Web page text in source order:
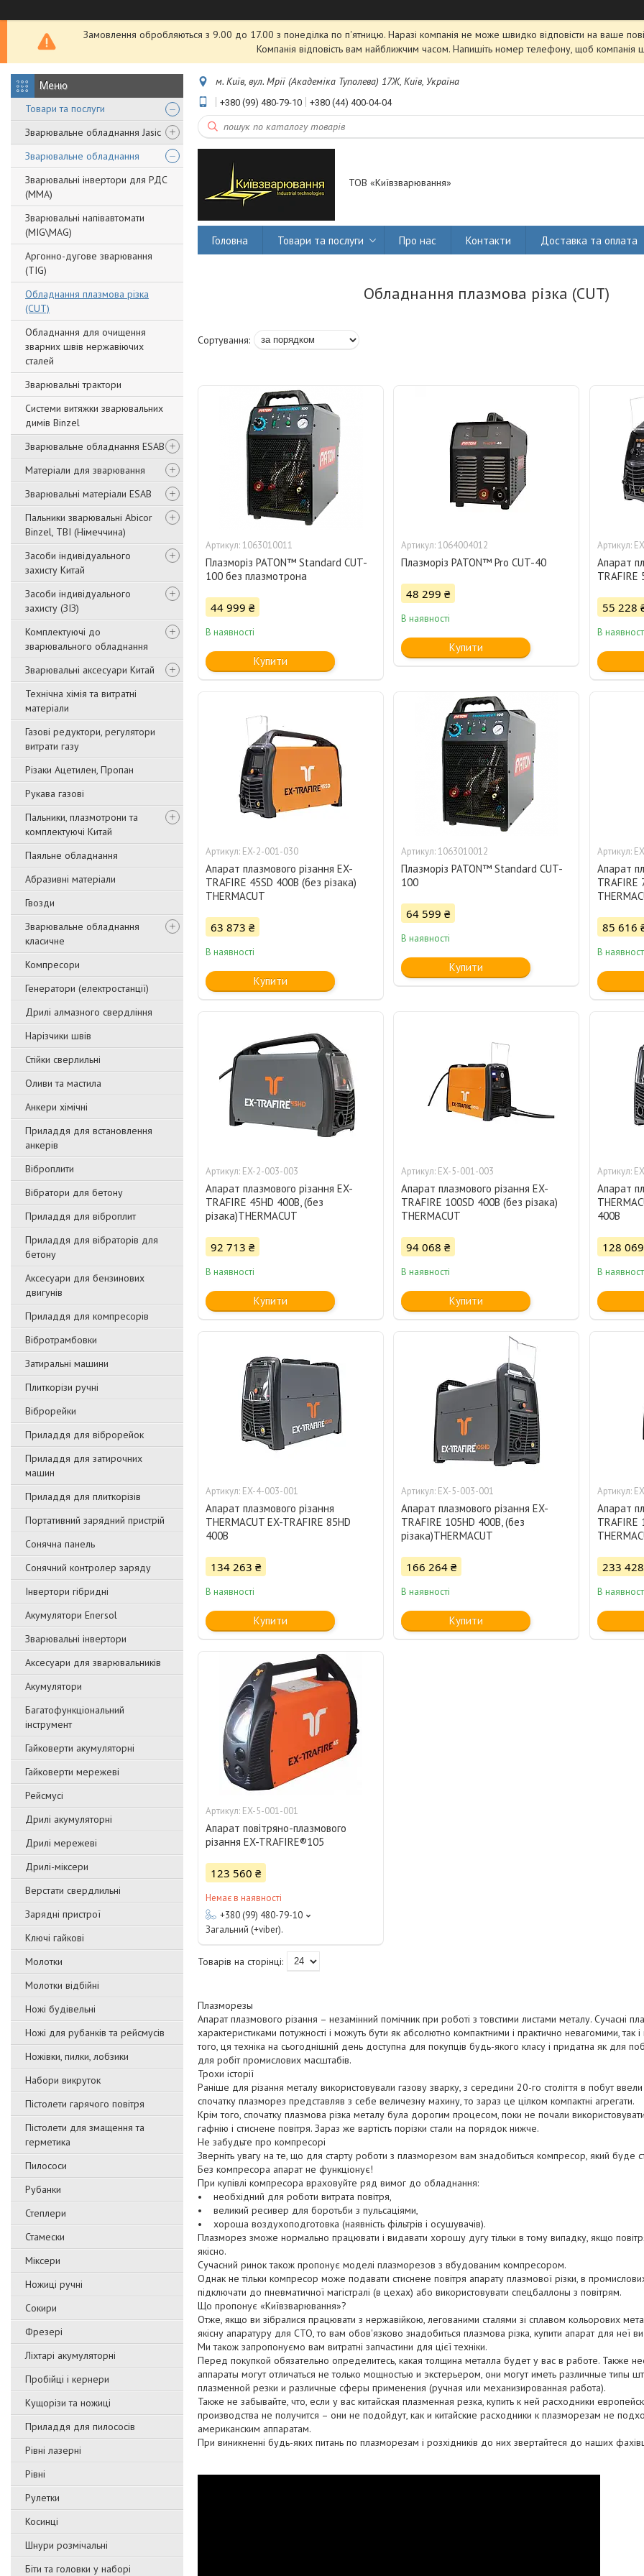
Замовлення обробляються з 9.00 до 17.00 з понеділка по п'ятницю. Наразі компанія не може швидко відповісти на ваше
Компанія відповість вам найближчим часом. Напишіть номер телефону, щоб компанія
Товари та послуги
Зварювальне обладнання Jasic
Зварювальне обладнання
Зварювальні інвертори для РДС
(MMA)
Зварювальні напівавтомати
(MIG\MAG)
Аргонно-дугове зварювання
(TIG)
Обладнання плазмова різка
(CUT)
Обладнання для очищення
зварних швів нержавіючих
сталей
Зварювальні трактори
Системи витяжки зварювальних
димів Binzel
Зварювальне обладнання ESAB
Матеріали для зварювання
Зварювальні матеріали ESAB
Пальники зварювальні Abicor
Binzel, TBI (Німеччина)
Засоби індивідуального
захисту Китай
Засоби індивідуального
захисту (ЗІЗ)
Комплектуючі до
зварювального обладнання
Зварювальні аксесуари Китай
Технічна хімія та витратні
матеріали
Газові редуктори, регулятори
витрати газу
Різаки Ацетилен, Пропан
Рукава газові
Пальники, плазмотрони та
комплектуючі Китай
Паяльне обладнання
Абразивні матеріали
Гвозди
Зварювальне обладнання
класичне
Компресори
Генератори (електростанції)
Дрилі алмазного свердління
Нарізчики швів
Стійки сверлильні
Оливи та мастила
Анкери хімічні
Приладдя для встановлення
анкерів
Віброплити
Вібратори для бетону
Приладдя для віброплит
Приладдя для вібраторів для
бетону
Аксесуари для бензинових
двигунів
Приладдя для компресорів
Вібротрамбовки
Затиральні машини
Плиткорізи ручні
Віброрейки
Приладдя для віброрейок
Приладдя для затирочниx
машин
Приладдя для плиткорізів
Портативний зарядний пристрій
Сонячна панель
Сонячний контролер заряду
Інвертори гібридні
Акумулятори Enersol
Зварювальні інвертори
Аксесуари для зварювальників
Акумулятори
Багатофункціональний
інструмент
Гайковерти акумуляторні
Гайковерти мережеві
Рейсмусі
Дрилі акумуляторні
Дрилі мережеві
Дрилі-міксери
Верстати свердлильні
Зарядні пристрої
Ключі гайкові
Молотки
Молотки відбійні
Ножі будівельні
Ножі для рубанків та рейсмусів
Ножівки, пилки, лобзики
Набори викруток
Пістолети гарячого повітря
Пістолети для змащення та
герметика
Пилососи
Рубанки
Степлери
Стамески
Міксери
Ножиці ручні
Сокири
Фрезері
Ліхтарі акумуляторні
Пробійці і кернери
Кущорізи та ножиці
Приладдя для пилососів
Рівні лазерні
Рівні
Рулетки
Косинці
Шнури розмічальні
Біти та головки у наборі
м. Київ, вул. Мрії (Академіка Туполева) 17Ж, Київ, Україна
+380 (99) 480-79-10 +380 (44) 400-04-04
ТОВ «Київзварювання»
Головна Товари та послуги Про нас Контакти Доставка та оплата
Обладнання плазмова різка (CUT)
1063010011
Плазморіз PATON™ Standard CUT-
100 без плазмотрона
44 999 ₴
В наявності
Купити
1064004012
Плазморіз PATON™ Pro CUT-40
48 299 ₴
В наявності
Купити
Апарат
TRAFIRE
55 228
В
EX-2-001-030
Апарат плазмового різання EX-
TRAFIRE 45SD 400В (без різака)
THERMACUT
63 873 ₴
В наявності
Купити
1063010012
Плазморіз PATON™ Standard CUT-
100
64 599 ₴
В наявності
Купити
Апарат
TRAFIRE
85 616
В
EX-2-003-003
Апарат плазмового різання EX-
TRAFIRE 45HD 400В, (без
різака)THERMACUT
92 713 ₴
В наявності
Купити
EX-5-001-003
Апарат плазмового різання EX-
TRAFIRE 100SD 400В (без різака)
THERMACUT
94 068 ₴
В наявності
Купити
Апарат
400В
128
В
EX-4-003-001
Апарат плазмового різання
THERMACUT EX-TRAFIRE 85HD
400В
134 263 ₴
В наявності
Купити
EX-5-003-001
Апарат плазмового різання EX-
TRAFIRE 105HD 400В, (без
різака)THERMACUT
166 264 ₴
В наявності
Купити
Апарат
TRAFIRE
233
В
EX-5-001-001
Апарат повітряно-плазмового
різання EX-TRAFIRE®105
123 560 ₴
Немає в наявності
+380 (99) 480-79-10
Загальний (+viber).
Плазморезы
Апарат плазмового різання – незамінний помічник при роботі з товстими листами металу. Сучасні
характеристиками потужності і можуть бути як абсолютно компактними і практично невагомими, так і
того, ця техніка на сьогоднішній день доступна для покупців будь-якого класу і придатна як для
для робіт промислових масштабів.
Трохи історії
Раніше для різання металу використовували газову зварку, з середини 20-го століття в побут
спочатку плазморез представляв з себе величезну махину, то зараз це цілком компактні агрегати.
Крім того, спочатку плазмова різка металу була дорогим процесом, поки не почали
гафнію і стиснене повітря. Зараз же вартість порізки стали на порядок нижче.
Не забудьте про компресорі
Зверніть увагу на те, що для старту роботи з плазморезом вам знадобиться компресор, який буде
Без компресора апарат не функціонує!
При купівлі компресора враховуйте ряд вимог до обладнання:
• необхідний для роботи витрата повітря,
• великий ресивер для боротьби з пульсаціями,
• хороша воздухоподготовка (наявність фільтрів і осушувачів).
Плазморез зможе нормально працювати і видавати хорошу дугу тільки в тому випадку, якщо
якісно.
Сучасний ринок також пропонує моделі плазморезов з вбудованим компресором.
Однак не тільки компресор може подавати стиснене повітря апарату плазмової різки, в
підключати до пневматичної магістралі (в цехах) або використовувати спецбаллоны з повітрям.
Що пропонує «Київзварювання»?
Отже, якщо ви зібралися працювати з нержавійкою, легованими сталями зі сплавом кольорових
якісну апаратуру для СТО, то вам обов'язково знадобиться плазмова різка, купити апарат для неї
Ми також запропонуємо вам витратні запчастини для цієї техніки.
Перед покупкой обязательно определитесь, какая толщина металла будет у вас в работе. Также
аппараты могут отличаться не только мощностью и экстерьером, они могут иметь различные типы
плазменной резки и различные сферы применения (ручная или механизированная работа).
Также не забывайте, что, если у вас китайская плазменная резка, купить к ней расходники
производства не получится – они не подойдут, как и китайские расходники к плазморезам не
американским аппаратам.
При виникненні будь-яких питань по плазморезам і розхідників до них звертайтеся до наших